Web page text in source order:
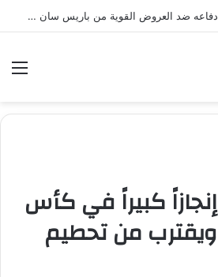
برشلونة يسعى لتعزيز دفاعه ضد العروض القوية من باريس سان جيرمان لنجم الأرجنتين
كبيراً في كأس
العالم 2026 ويقترب من تحطيم